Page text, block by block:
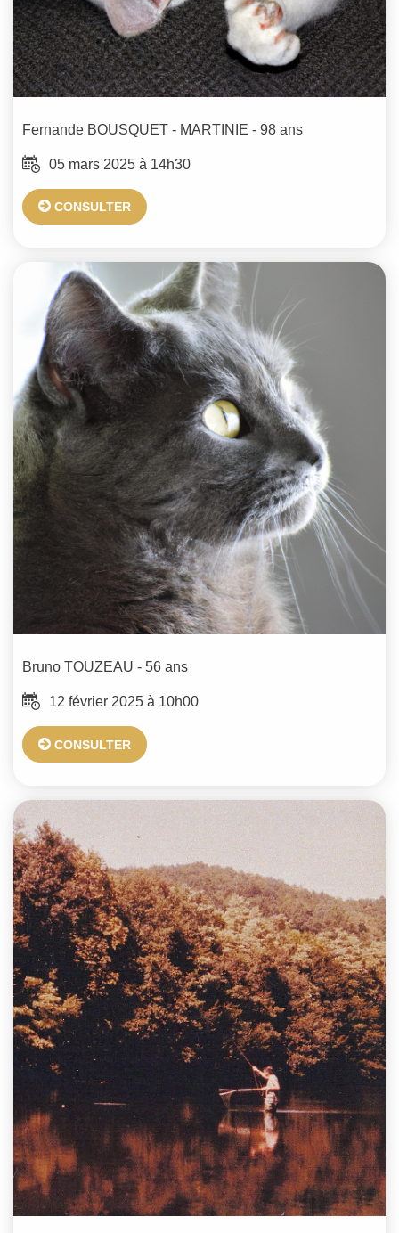
Fernande BOUSQUET - MARTINIE - 98 ans
05 mars 2025 à 14h30
CONSULTER
Bruno TOUZEAU - 56 ans
12 février 2025 à 10h00
CONSULTER